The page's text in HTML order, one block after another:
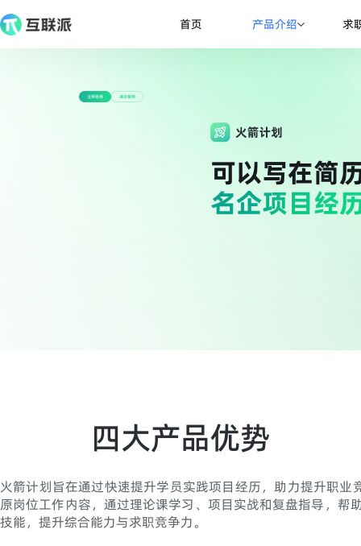
首页 产品介绍 求
四大产品优势
火箭计划旨在通过快速提升学员实践项目经历，助力提升职业
原岗位工作内容，通过理论课学习、项目实战和复盘指导，帮
技能，提升综合能力与求职竞争力。